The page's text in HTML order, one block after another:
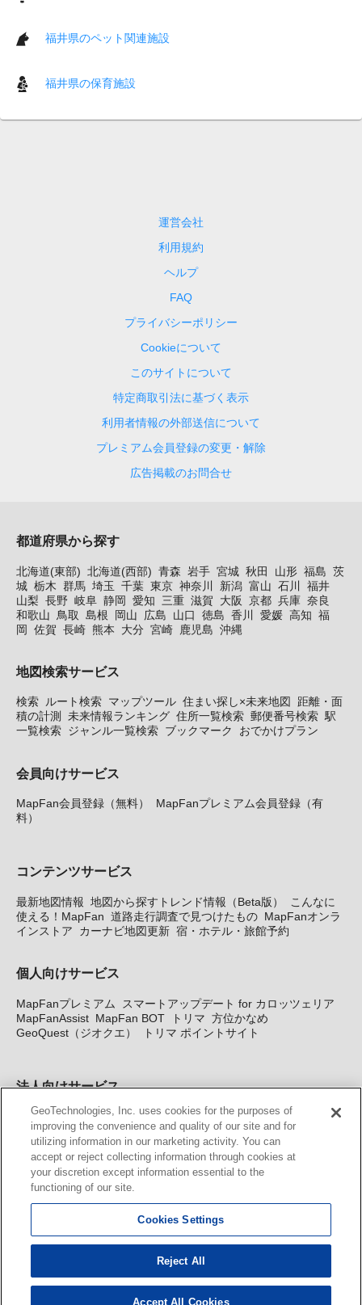
福井県のペット関連施設
福井県の保育施設
運営会社
利用規約
ヘルプ
FAQ
プライバシーポリシー
Cookieについて
このサイトについて
特定商取引法に基づく表示
利用者情報の外部送信について
プレミアム会員登録の変更・解除
広告掲載のお問合せ
都道府県から探す
北海道(東部) 北海道(西部) 青森 岩手 宮城 秋田 山形 福島 茨
城 栃木 群馬 埼玉 千葉 東京 神奈川 新潟 富山 石川
福井
山梨 長野 岐阜 静岡 愛知 三重 滋賀 大阪 京都 兵庫 奈良
和歌山
鳥取 島根 岡山 広島 山口 徳島 香川 愛媛 高知 福
岡 佐賀 長崎 熊本 大分 宮崎 鹿児島 沖縄
地図検索サービス
検索 ルート検索 マップツール 住まい探し×未来地図
距離・面
積の計測
未来情報ランキング 住所一覧検索 郵便番号検索 駅
一覧検索 ジャンル一覧検索 ブックマーク おでかけプラン
会員向けサービス
MapFan会員登録（無料）
MapFanプレミアム会員登録（有
料）
コンテンツサービス
最新地図情報 地図から探すトレンド情報（Beta版）
こんなに
使える！MapFan 道路走行調査で見つけたもの MapFanオンラ
インストア
カーナビ地図更新 宿・ホテル・旅館予約
個人向けサービス
MapFanプレミアム
スマートアップデート for カロッツェリア
MapFanAssist MapFan BOT トリマ 方位かなめ
GeoQuest（ジオクエ）
トリマ ポイントサイト
法人向けサービス
法人向け地図・位置情報サービス WEBサイト・システム向け地
図API Windows PC向け地図開発キット MapFan DB 住所確認
サービス
MAP WORLD+ トリマ広告 Geo-Research
カーナビ地図更新サービス
MapFan スマートメンバーズ
KENWOOD MapFan Club
GeoTechnologies, Inc. uses cookies for the purposes of
improving the convenience and quality of our site and for
utilizing information in our marketing activity. You can
accept or reject collecting information through cookies at
your discretion except information essential to the
functioning of our site.
Cookies Settings
Reject All
Accept All Cookies